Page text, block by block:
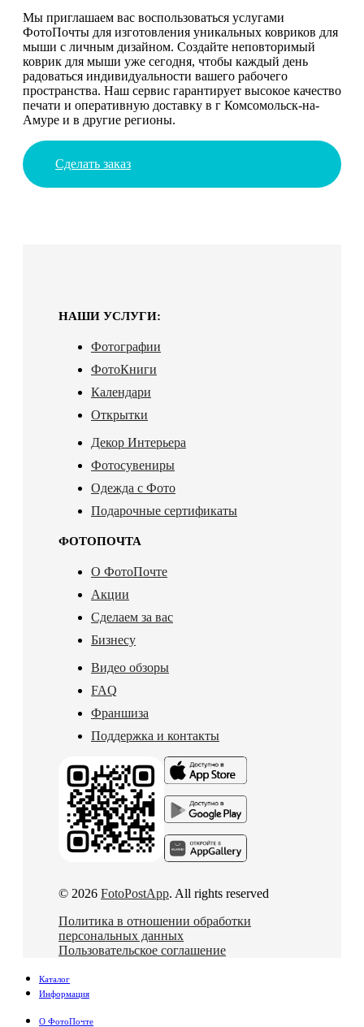
Мы приглашаем вас воспользоваться услугами
ФотоПочты для изготовления уникальных ковриков для
мыши с личным дизайном. Создайте неповторимый
коврик для мыши уже сегодня, чтобы каждый день
радоваться индивидуальности вашего рабочего
пространства. Наш сервис гарантирует высокое качество
печати и оперативную доставку в г Комсомольск-на-
Амуре и в другие регионы.
Сделать заказ
НАШИ УСЛУГИ:
Фотографии
ФотоКниги
Календари
Открытки
Декор Интерьера
Фотосувениры
Одежда с Фото
Подарочные сертификаты
ФОТОПОЧТА
О ФотоПочте
Акции
Сделаем за вас
Бизнесу
Видео обзоры
FAQ
Франшиза
Поддержка и контакты
© 2026 FotoPostApp. All rights reserved
Политика в отношении обработки
персональных данных
Пользовательское соглашение
Каталог
Информация
О ФотоПочте